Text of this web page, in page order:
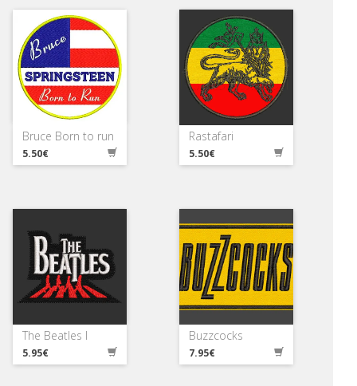
Bruce Born to run
5.50€
Rastafari
5.50€
The Beatles I
5.95€
Buzzcocks
7.95€